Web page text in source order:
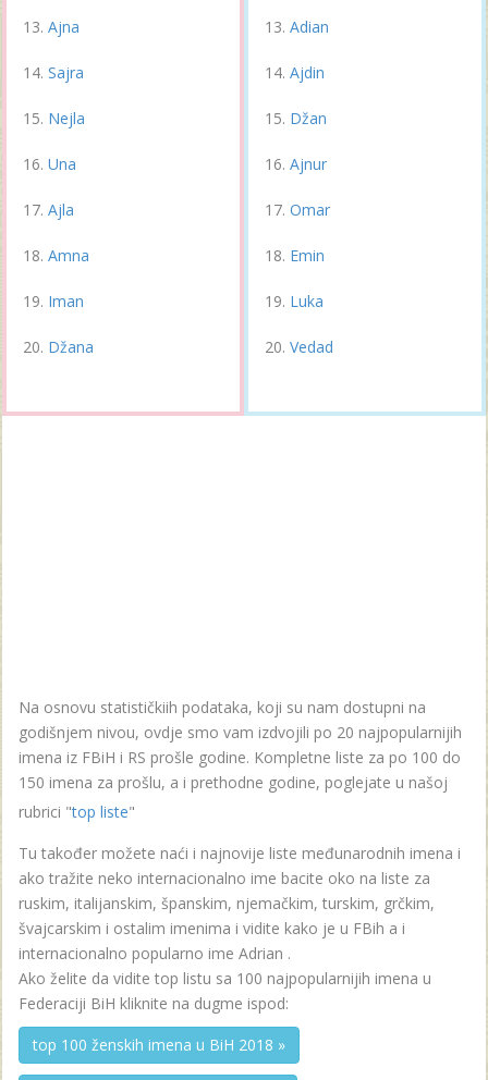
Ajna
Sajra
Nejla
Una
Ajla
Amna
Iman
Džana
Adian
Ajdin
Džan
Ajnur
Omar
Emin
Luka
Vedad
Na osnovu statističkiih podataka, koji su nam dostupni na
godišnjem nivou, ovdje smo vam izdvojili po 20 najpopularnijih
imena iz FBiH i RS prošle godine. Kompletne liste za po 100 do
150 imena za prošlu, a i prethodne godine, poglejate u našoj
rubrici "top liste"
Tu također možete naći i najnovije liste međunarodnih imena i
ako tražite neko internacionalno ime bacite oko na liste za
ruskim, italijanskim, španskim, njemačkim, turskim, grčkim,
švajcarskim i ostalim imenima i vidite kako je u FBih a i
internacionalno popularno ime Adrian .
Ako želite da vidite top listu sa 100 najpopularnijih imena u
Federaciji BiH kliknite na dugme ispod:
top 100 ženskih imena u BiH 2018 »